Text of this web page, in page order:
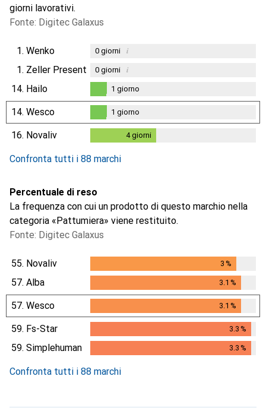
giorni lavorativi.
Fonte: Digitec Galaxus
1. Wenko 0giorni i
1. Zeller Present 0giorni i
14. Hailo
1giorno
1 giorno
14. Wesco
1giorno
1 giorno
16. Novaliv 4giorni
Confronta tutti i 88 marchi
Percentuale di reso
La frequenza con cui un prodotto di questo marchio nella
categoria «Pattumiera» viene restituito.
Fonte: Digitec Galaxus
55. Novaliv 3 %
3%
57. Alba 3.1 %
3.1%
57. Wesco 3.1 %
3.1%
59. Fs-Star 3.3 %
3.3%
59. Simplehuman 3.3 %
Confronta tutti i 88 marchi